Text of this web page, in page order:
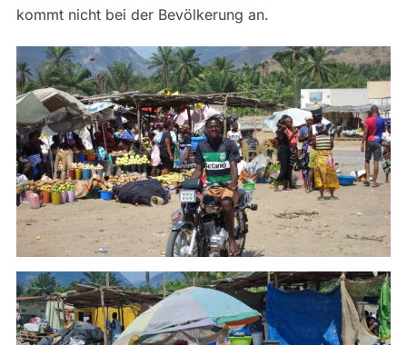
kommt nicht bei der Bevölkerung an.